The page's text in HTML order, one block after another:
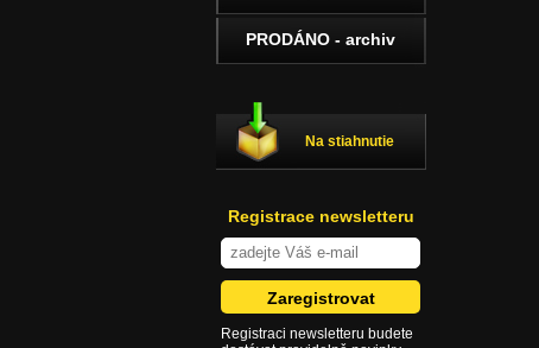
PRODÁNO - archiv
Na stiahnutie
Registrace newsletteru
Registraci newsletteru budete